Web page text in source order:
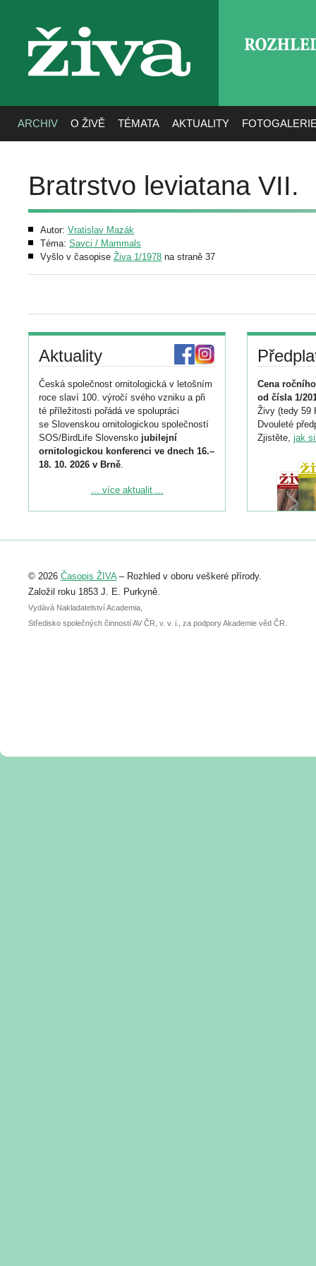
živa
ARCHIV O ŽIVĚ TÉMATA AKTUALITY
Bratrstvo leviatana VII.
Autor: Vratislav Mazák
Téma: Savci / Mammals
Vyšlo v časopise Živa 1/1978 na straně 37
Aktuality
Česká společnost ornitologická v letošním
roce slaví 100. výročí svého vzniku a při
té příležitosti pořádá ve spolupráci
se Slovenskou ornitologickou společností
SOS/BirdLife Slovensko jubilejní
ornitologickou konferenci ve dnech 16.–
18. 10. 2026 v Brně.
Podrobnější informace ke konferenci
Registrovat se můžete do 6. září.
abstraktu přihlášené přednášky nebo
posteru je už 30. června.
... více aktualit ...
Cena
od čísla 1/
Živy (tedy 59
Dvouleté
Zjistěte, jak
© 2026 Časopis ŽIVA– Rozhled v oboru veškeré přírody.
Založil roku 1853 J. E. Purkyně.
Vydává Nakladatelství Academia,
Středisko společných činností AV ČR, v. v. i., za podpory Akademie věd ČR.